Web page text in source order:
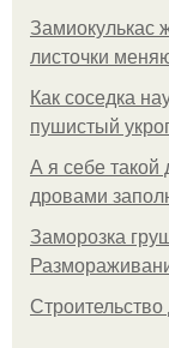
Замиокулькас
листочки
Как соседка
пушистый
А я себе такой
дровами
Заморозка